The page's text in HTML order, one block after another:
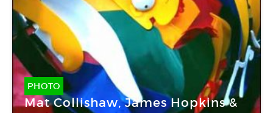
PHOTO
Mat Collishaw, James Hopkins &